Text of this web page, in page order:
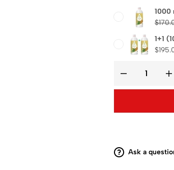
1000
$
1+1
$
Ask a